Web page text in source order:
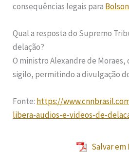
consequências legais para
Qual a resposta do Supremo
delação?
O ministro Alexandre de Moraes,
sigilo, permitindo a divulgação
Fonte: https://
libera-audios-e-videos-de-
Salvar em